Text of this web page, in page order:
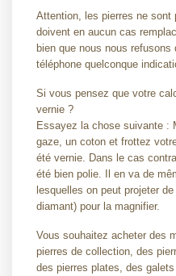
Attention, les pierres ne
doivent en aucun cas
bien que nous nous
téléphone quelconque
Si vous pensez que votre
vernie ?
Essayez la chose suivante :
gaze, un coton et frottez
été vernie. Dans le cas
été bien polie. Il en va de
lesquelles on peut projeter
diamant) pour la magnifier.
Vous souhaitez acheter des
pierres de collection, des
des pierres plates, des